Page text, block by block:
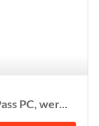
PC, wer...